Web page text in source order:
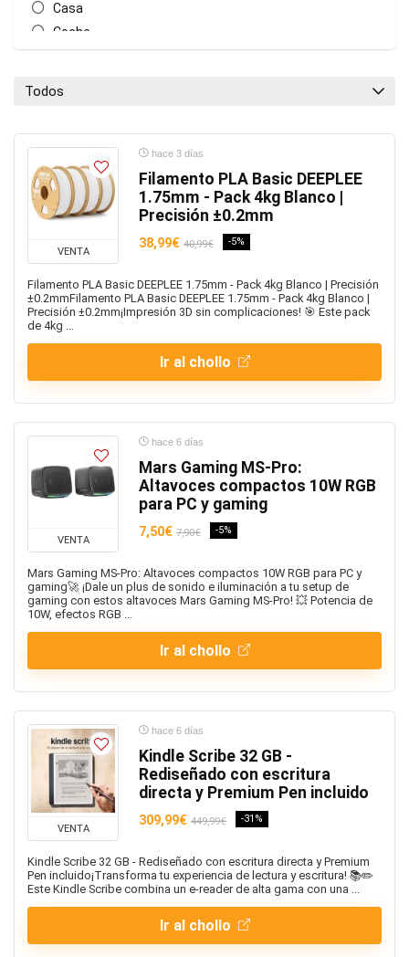
Casa
Coche
Juegos
Móviles
Música y vídeo
Niños
Ordenadores
Rostro
Salud y belleza
Sin categoría
Tablets
Tecnología
Viajes
Todas las categorías
Todos
VENTA
hace 3 días
Filamento PLA Basic DEEPLEE
1.75mm - Pack 4kg Blanco |
Precisión ±0.2mm
38,99€ 40,99€ -5%
Filamento PLA Basic DEEPLEE 1.75mm - Pack 4kg Blanco | Precisión
±0.2mmFilamento PLA Basic DEEPLEE 1.75mm - Pack 4kg Blanco |
Precisión ±0.2mm¡Impresión 3D sin complicaciones! 🎯 Este pack
de 4kg ...
Ir al chollo
VENTA
hace 6 días
Mars Gaming MS-Pro:
Altavoces compactos 10W RGB
para PC y gaming
7,50€ 7,90€ -5%
Mars Gaming MS-Pro: Altavoces compactos 10W RGB para PC y
gaming🚀 ¡Dale un plus de sonido e iluminación a tu setup de
gaming con estos altavoces Mars Gaming MS-Pro! 💥 Potencia de
10W, efectos RGB ...
Ir al chollo
VENTA
hace 6 días
Kindle Scribe 32 GB -
Rediseñado con escritura
directa y Premium Pen incluido
309,99€ 449,99€ -31%
Kindle Scribe 32 GB - Rediseñado con escritura directa y Premium
Pen incluido¡Transforma tu experiencia de lectura y escritura! 📚✏️
Este Kindle Scribe combina un e-reader de alta gama con una ...
Ir al chollo